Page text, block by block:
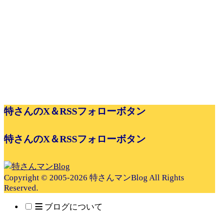
特さんのX＆RSSフォローボタン
特さんのX＆RSSフォローボタン
Copyright © 2005-2026 特さんマンBlog All Rights
Reserved.
ブログについて